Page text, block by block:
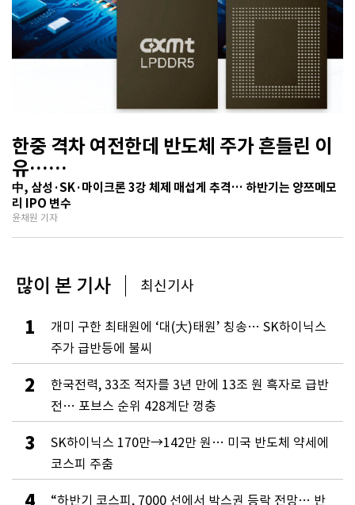
한중 격차 여전한데 반도체 주가 흔들린 이
유…
기술보다 무서운 ‘과점 균열’ 공포
中, 삼성·SK·마이크론 3강 체제 매섭게 추격… 하반기는 양쯔메모
리 IPO 변수
윤채원 기자
많이 본 기사 최신기사
1
개미 구한 최태원에 ‘대(大)태원’ 칭송… SK하이닉스
주가 급반등에 불씨
2
한국전력, 33조 적자를 3년 만에 13조 원 흑자로 급반
전… 포브스 순위 428계단 껑충
3
SK하이닉스 170만→142만 원… 미국 반도체 약세에
코스피 주춤
“하반기 코스피, 7000 선에서 박스권 등락 전망… 반